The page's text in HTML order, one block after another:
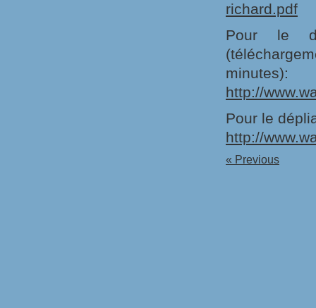
richard.pdf
Pour le
minutes):
http://
Pour le
http://
« Previous